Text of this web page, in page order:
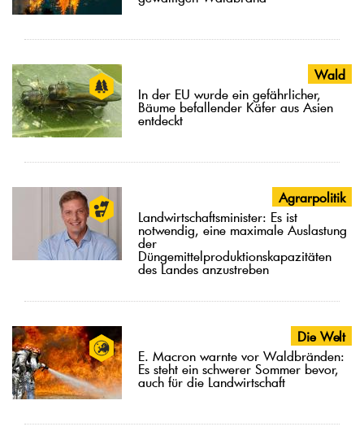
Wald
In der EU wurde ein gefährlicher,
Bäume befallender Käfer aus Asien
entdeckt
Agrarpolitik
Landwirtschaftsminister: Es ist
notwendig, eine maximale Auslastung
der
Düngemittelproduktionskapazitäten
des Landes anzustreben
Die Welt
E. Macron warnte vor Waldbränden:
Es steht ein schwerer Sommer bevor,
auch für die Landwirtschaft